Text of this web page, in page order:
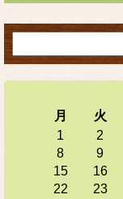
月
火
1
2
8
9
15
16
22
23